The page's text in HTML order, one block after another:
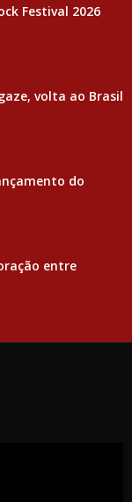
Festival 2026
volta ao Brasil
do
entre